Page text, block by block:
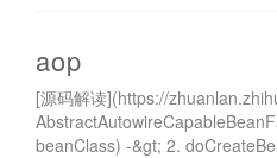
aop
[源码解读](https://
beanClass) -&gt; 2.